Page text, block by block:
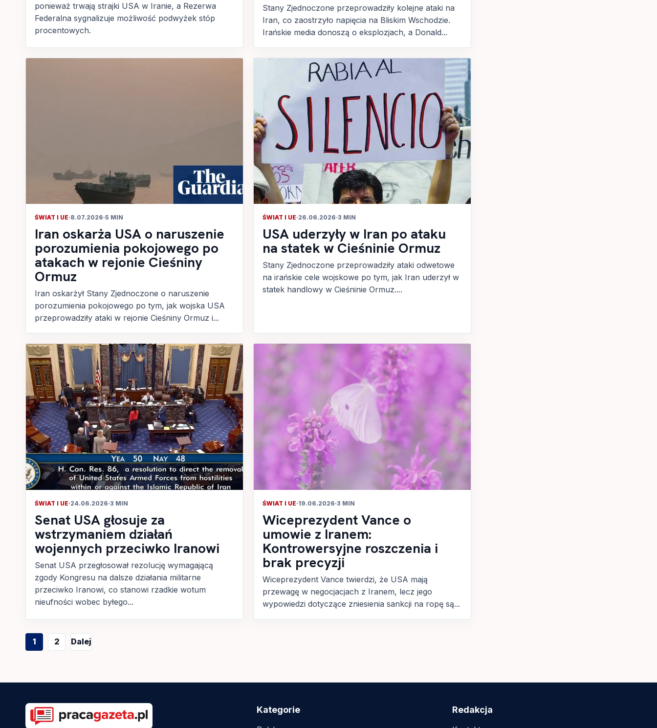
ponieważ trwają strajki USA w Iranie, a Rezerwa
Federalna sygnalizuje możliwość podwyżek stóp
procentowych.
Stany Zjednoczone przeprowadziły kolejne ataki na
Iran, co zaostrzyło napięcia na Bliskim Wschodzie.
Irańskie media donoszą o eksplozjach, a Donald...
ŚWIAT I UE·8.07.2026·5 MIN
Iran oskarża USA o naruszenie
porozumienia pokojowego po
atakach w rejonie Cieśniny
Ormuz
Iran oskarżył Stany Zjednoczone o naruszenie
porozumienia pokojowego po tym, jak wojska USA
przeprowadziły ataki w rejonie Cieśniny Ormuz i...
ŚWIAT I UE·26.06.2026·3 MIN
USA uderzyły w Iran po ataku
na statek w Cieśninie Ormuz
Stany Zjednoczone przeprowadziły ataki odwetowe
na irańskie cele wojskowe po tym, jak Iran uderzył w
statek handlowy w Cieśninie Ormuz....
ŚWIAT I UE·24.06.2026·3 MIN
Senat USA głosuje za
wstrzymaniem działań
wojennych przeciwko Iranowi
Senat USA przegłosował rezolucję wymagającą
zgody Kongresu na dalsze działania militarne
przeciwko Iranowi, co stanowi rzadkie wotum
nieufności wobec byłego...
ŚWIAT I UE·19.06.2026·3 MIN
Wiceprezydent Vance o
umowie z Iranem:
Kontrowersyjne roszczenia i
brak precyzji
Wiceprezydent Vance twierdzi, że USA mają
przewagę w negocjacjach z Iranem, lecz jego
wypowiedzi dotyczące zniesienia sankcji na ropę są...
Stronicowanie
1 2 Dalej
Kategorie Redakcja